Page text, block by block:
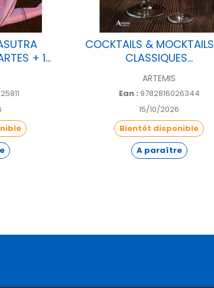
+ 1...
COCKTAILS &
CLASSIQUES...
ARTEMIS
Ean : 9782816026344
15/10/2026
Bientôt disponible
A paraître